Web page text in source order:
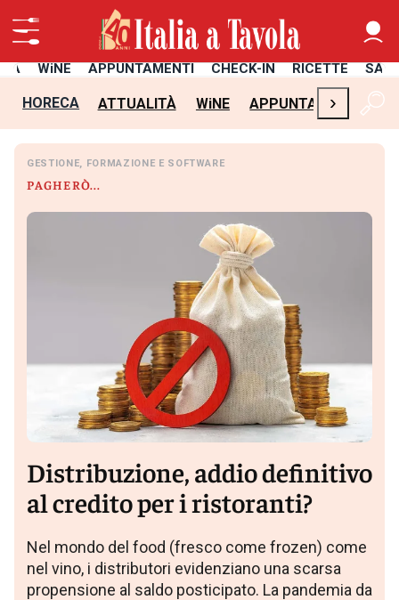
WiNE APPUNTAMENTI CHECK-IN RICETTE
HORECA ATTUALITÀ WiNE APPUNTAMENTI
›
GESTIONE, FORMAZIONE E SOFTWARE
PAGHERÒ...
Distribuzione, addio definitivo
al credito per i ristoranti?
Nel mondo del food (fresco come frozen) come
nel vino, i distributori evidenziano una scarsa
propensione al saldo posticipato. La pandemia da